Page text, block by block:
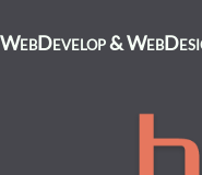
WebDevelop &